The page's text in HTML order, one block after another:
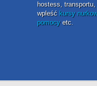
hostess,
wpleść kursy
pomocyetc.